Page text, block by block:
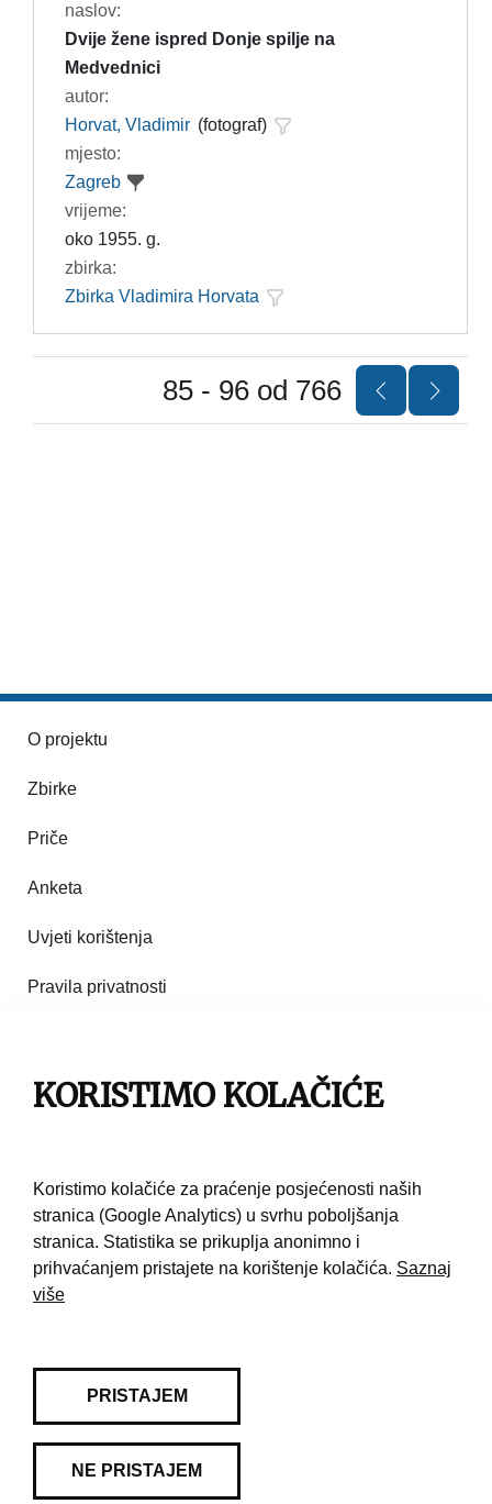
naslov:
Dvije žene ispred Donje spilje na
Medvednici
autor:
Horvat, Vladimir (fotograf)
mjesto:
Zagreb
vrijeme:
oko 1955. g.
zbirka:
Zbirka Vladimira Horvata
85 - 96 od 766
O projektu
Zbirke
Priče
Anketa
Uvjeti korištenja
Pravila privatnosti
Pravila korištenja
KORISTIMO KOLAČIĆE
Koristimo kolačiće za praćenje posjećenosti naših
stranica (Google Analytics) u svrhu poboljšanja
stranica. Statistika se prikuplja anonimno i
prihvaćanjem pristajete na korištenje kolačića. Saznaj
više
PRISTAJEM
NE PRISTAJEM